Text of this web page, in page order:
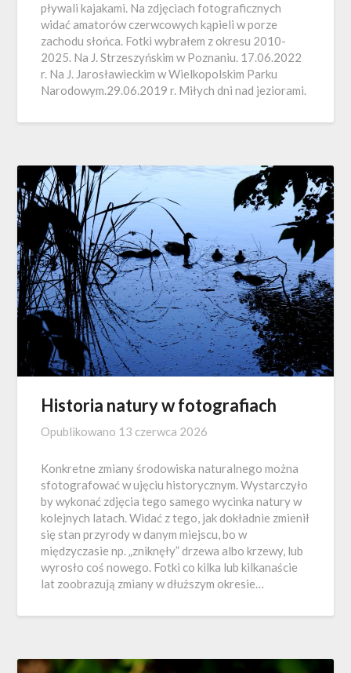
pływali kajakami. Na zdjęciach fotograficznych
widać amatorów czerwcowych kąpieli w porze
zachodu słońca. Fotki wybrałem z okresu 2010-
2025. Na J. Strzeszyńskim w Poznaniu. 17.06.2022
r. Na J. Jarosławieckim w Wielkopolskim Parku
Narodowym.29.06.2019 r. Miłych dni nad jeziorami.
Historia natury w fotografiach
Opublikowano 13 czerwca 2026
Konkretne zmiany środowiska naturalnego można
sfotografować w ujęciu historycznym. Wystarczyło
by wykonać zdjęcia tego samego wycinka natury w
kolejnych latach. Widać z tego, jak dokładnie zmienił
się stan przyrody w danym miejscu, bo w
międzyczasie np. „zniknęły” drzewa albo krzewy, lub
wyrosło coś nowego. Fotki co kilka lub kilkanaście
lat zoobrazują zmiany w dłuższym okresie…